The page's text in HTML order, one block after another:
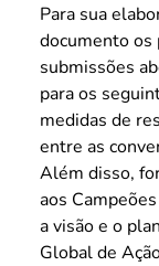
Para sua
documento os
submissões
para os
medidas de
entre as
Além disso,
aos
a visão e o
Global de